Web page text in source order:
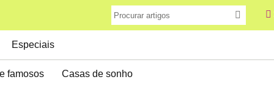
famosos Casas de sonho
Especiais